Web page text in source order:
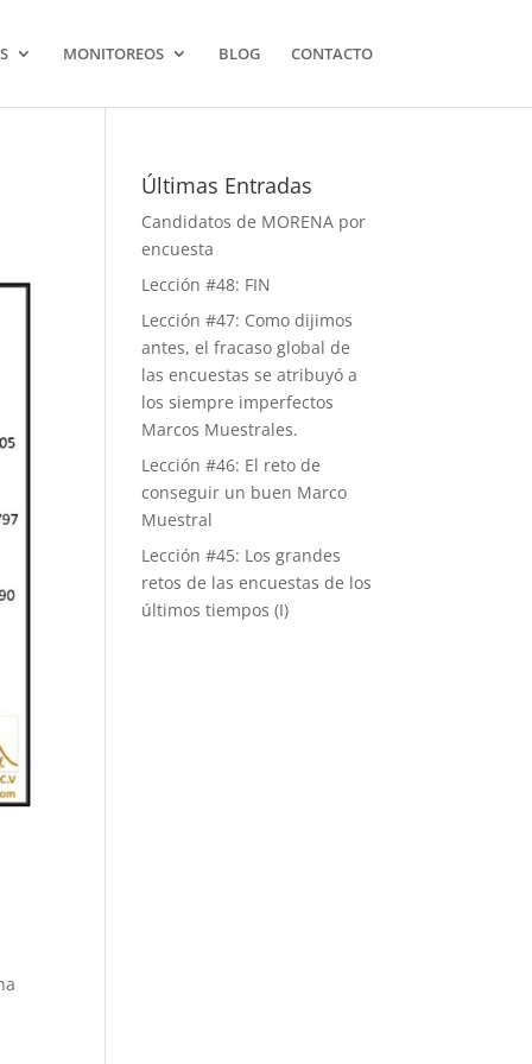
MONITOREOS BLOG CONTACTO
Últimas Entradas
Candidatos de MORENA por
encuesta
Lección #48: FIN
Lección #47: Como dijimos
antes, el fracaso global de
las encuestas se atribuyó a
los siempre imperfectos
Marcos Muestrales.
Lección #46: El reto de
conseguir un buen Marco
Muestral
Lección #45: Los grandes
retos de las encuestas de los
últimos tiempos (I)